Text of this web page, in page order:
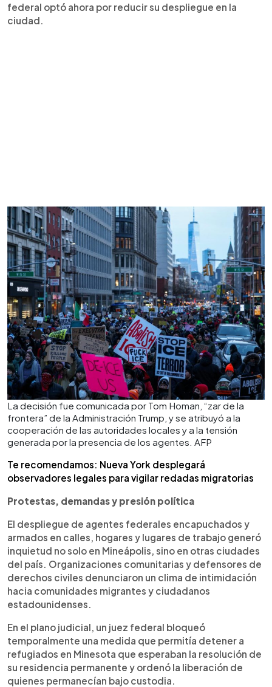
federal optó ahora por reducir su despliegue en la
ciudad.
La decisión fue comunicada por Tom Homan, “zar de la
frontera” de la Administración Trump, y se atribuyó a la
cooperación de las autoridades locales y a la tensión
generada por la presencia de los agentes. AFP
Te recomendamos: Nueva York desplegará
observadores legales para vigilar redadas migratorias
Protestas, demandas y presión política
El despliegue de agentes federales encapuchados y
armados en calles, hogares y lugares de trabajo generó
inquietud no solo en Mineápolis, sino en otras ciudades
del país. Organizaciones comunitarias y defensores de
derechos civiles denunciaron un clima de intimidación
hacia comunidades migrantes y ciudadanos
estadounidenses.
En el plano judicial, un juez federal bloqueó
temporalmente una medida que permitía detener a
refugiados en Minesota que esperaban la resolución de
su residencia permanente y ordenó la liberación de
quienes permanecían bajo custodia.